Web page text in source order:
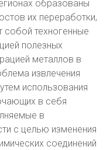
образованы
их переработки,
собой техногенные
полезных
металлов в
извлечения
использования
в себя
в
с целью изменения
соединений